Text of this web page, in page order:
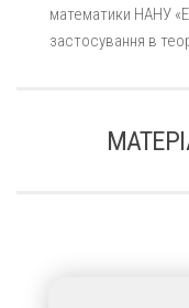
математики НАНУ
застосування в